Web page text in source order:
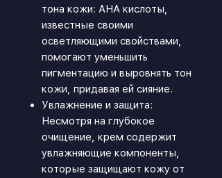
тона кожи: AHA кислоты,
известные своими
осветляющими свойствами,
помогают уменьшить
пигментацию и выровнять тон
кожи, придавая ей сияние.
Увлажнение и защита:
Несмотря на глубокое
очищение, крем содержит
увлажняющие компоненты,
которые защищают кожу от